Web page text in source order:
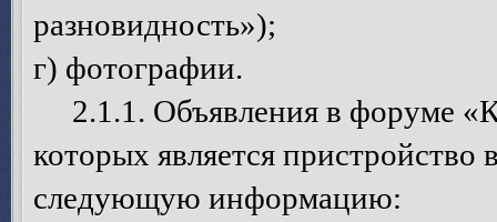
разновидность»);
г) фотографии.
2.1.1. Объявления в форуме
которых является
следующую информацию: